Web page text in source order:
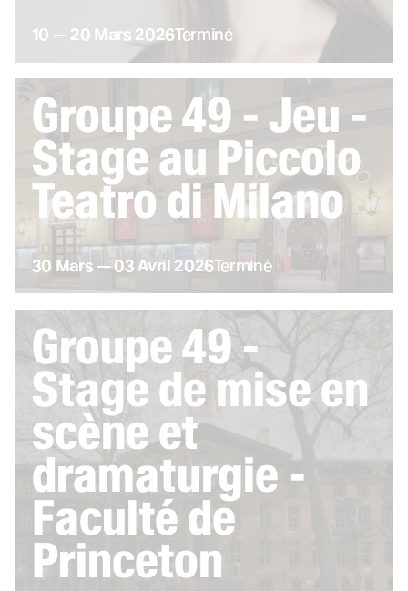
du
10 — au
20 mars
Mars 2026Terminé
Groupe 49 - Jeu -
Stage au Piccolo
Teatro di Milano
du
30 mars
Mars —au
03 avril
Avril 2026Terminé
Groupe 49 -
Stage de mise en
scène et
dramaturgie -
Faculté de
Princeton